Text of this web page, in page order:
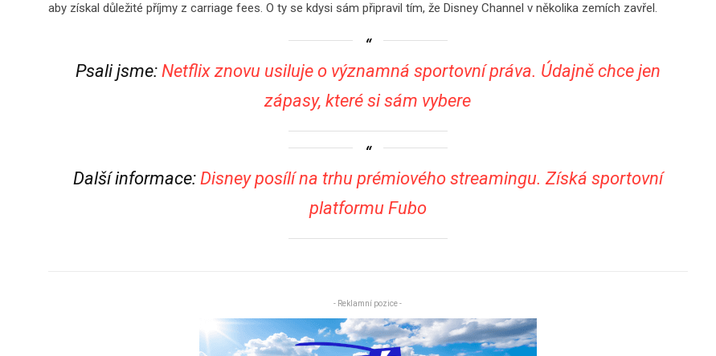
aby získal důležité příjmy z carriage fees. O ty se kdysi sám připravil tím, že Disney Channel v několika zemích zavřel.
Psali jsme: Netflix znovu usiluje o významná sportovní práva. Údajně chce jen
zápasy, které si sám vybere
Další informace: Disney posílí na trhu prémiového streamingu. Získá sportovní
platformu Fubo
- Reklamní pozice -